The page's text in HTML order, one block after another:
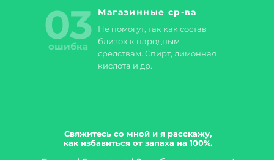
Свяжитесь со мной и я расскажу,
как избавиться от запаха на 100%.
Магазинные ср-ва
Не помогут, так как состав
близок к народным
средствам. Спирт, лимонная
кислота и др.
03
ошибка